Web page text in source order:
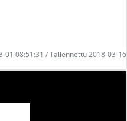
01 08:51:31 / Tallennettu 2018-03-16